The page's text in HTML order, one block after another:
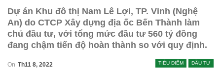
Dự án Khu đô thị Nam Lê Lợi, TP. Vinh (Nghệ
An) do CTCP Xây dựng địa ốc Bến Thành làm
chủ đầu tư, với tổng mức đầu tư 560 tỷ đồng
đang chậm tiến độ hoàn thành so với quy định.
TIÊU ĐIỂM ĐẦU TƯ
On Th11 8, 2022